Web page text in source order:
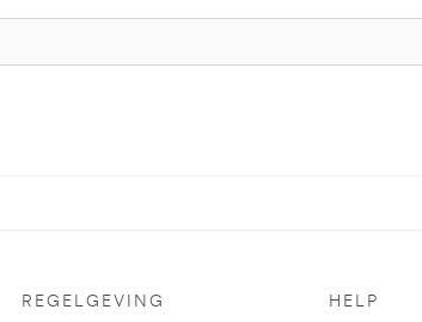
REGELGEVING HELP